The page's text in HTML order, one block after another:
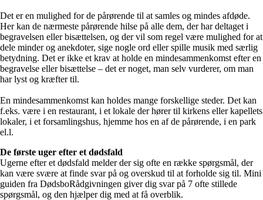
Det er en mulighed for de pårørende til at samles og mindes afdøde.
Her kan de nærmeste pårørende hilse på alle dem, der har deltaget i
begravelsen eller bisættelsen, og der vil som regel være mulighed for at
dele minder og anekdoter, sige nogle ord eller spille musik med særlig
betydning. Det er ikke et krav at holde en mindesammenkomst efter en
begravelse eller bisættelse – det er noget, man selv vurderer, om man
har lyst og kræfter til.
En mindesammenkomst kan holdes mange forskellige steder. Det kan
f.eks. være i en restaurant, i et lokale der hører til kirkens eller kapellets
lokaler, i et forsamlingshus, hjemme hos en af de pårørende, i en park
el.l.
De første uger efter et dødsfald
Ugerne efter et dødsfald melder der sig ofte en række spørgsmål, der
kan være svære at finde svar på og overskud til at forholde sig til. Mini
guiden fra DødsboRådgivningen giver dig svar på 7 ofte stillede
spørgsmål, og den hjælper dig med at få overblik.